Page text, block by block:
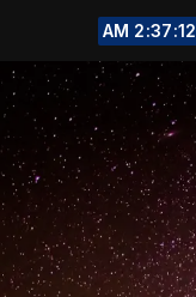
2:37:12 AM